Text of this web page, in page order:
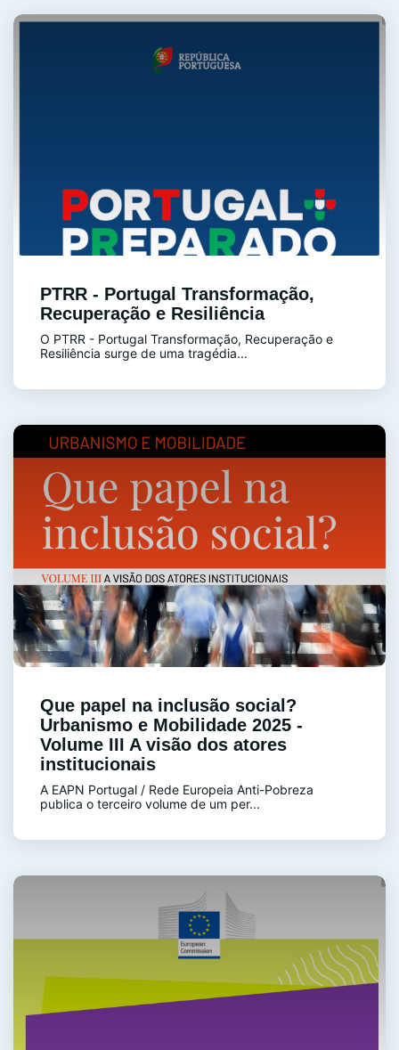
PTRR - Portugal Transformação,
Recuperação e Resiliência
O PTRR - Portugal Transformação, Recuperação e
Resiliência surge de uma tragédia...
Que papel na inclusão social?
Urbanismo e Mobilidade 2025 -
Volume III A visão dos atores
institucionais
A EAPN Portugal / Rede Europeia Anti-Pobreza
publica o terceiro volume de um per...